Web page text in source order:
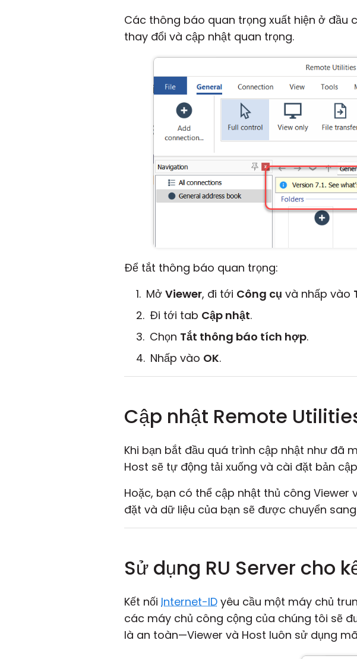
Các thông báo quan trọng xuất hiện ở đầu
thay đổi và cập nhật quan trọng.
Để tắt thông báo quan trọng:
Mở Viewer, đi tới Công cụ và nhấp vào
Đi tới tab Cập nhật.
Chọn Tắt thông báo tích hợp.
Nhấp vào OK.
Cập nhật Remote
Khi bạn bắt đầu quá trình cập nhật như đã
Host sẽ tự động tải xuống và cài đặt bản
Hoặc, bạn có thể cập nhật thủ công Viewer
đặt và dữ liệu của bạn sẽ được chuyển
Sử dụng RU Server cho
Kết nối Internet-ID yêu cầu một máy chủ
các máy chủ công cộng của chúng tôi sẽ
là an toàn—Viewer và Host luôn sử dụng